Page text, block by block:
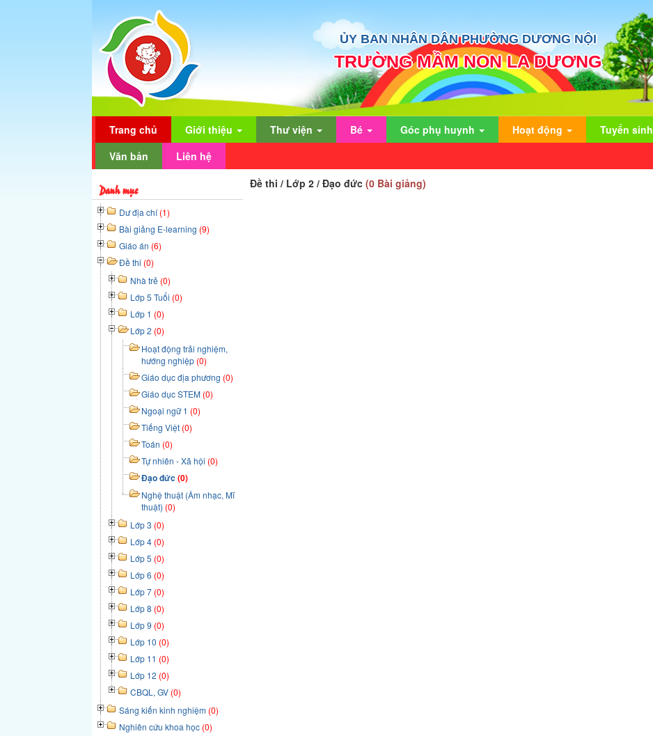
ỦY BAN NHÂN DÂN PHƯỜNG DƯƠNG NỘI
TRƯỜNG MẦM NON LA DƯƠNG
Trang chủ Giới thiệu Thư viện Bé Góc phụ huynh Hoạt động
Tuyển sinh
Văn bản
Liên hệ
Đề thi / Lớp 2 / Đạo đức(0 Bài giảng)
Danh mục
Dư địa chí(1)
Bài giảng E-learning (9)
Giáo án (6)
Đề thi (0)
Nhà trẻ (0)
Lớp 5 Tuổi (0)
Lớp 1 (0)
Lớp 2 (0)
Hoạt động trải nghiệm,
hướng nghiệp (0)
Giáo dục địa phương (0)
Giáo dục STEM (0)
Ngoại ngữ 1 (0)
Tiếng Việt (0)
Toán (0)
Tự nhiên - Xã hội (0)
Đạo đức(0)
Nghệ thuật (Âm nhạc, Mĩ
thuật) (0)
Lớp 3 (0)
Lớp 4 (0)
Lớp 5 (0)
Lớp 6 (0)
Lớp 7 (0)
Lớp 8 (0)
Lớp 9 (0)
Lớp 10 (0)
Lớp 11 (0)
Lớp 12 (0)
CBQL, GV (0)
Sáng kiến kinh nghiệm (0)
Nghiên cứu khoa học (0)